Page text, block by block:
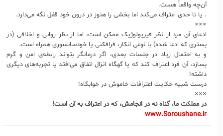
آن‌چه واقعاً هست.
. یا تا حدی اعتراف می‌کند اما بخشی را هنوز در درون خود قفل نگه می‌دارد.
×××
ادعای آن مرد از نظر فیزیولوژیک ممکن است، اما از نظر روانی و اخلاقی (در
بستری که ادعا شده) با نوعی انکار، فرافکنی یا خودسانسوری همراه است.
و به احتمال زیاد در جلسات بعدی، اگر درمانگر بتواند رابطه‌ی امن و گرم
بسازد، آن فرد اعتراف کند که یا گهگاه انزال اتفاق می‌افتد یا تجربه‌های دیگری
داشته!
درست شبیه حکایت اعترافات خاموش در خوابگاه!
×××
در مملکت ما، گناه نه در انجامش، که در اعتراف به آن است!
www.Soroushane.ir